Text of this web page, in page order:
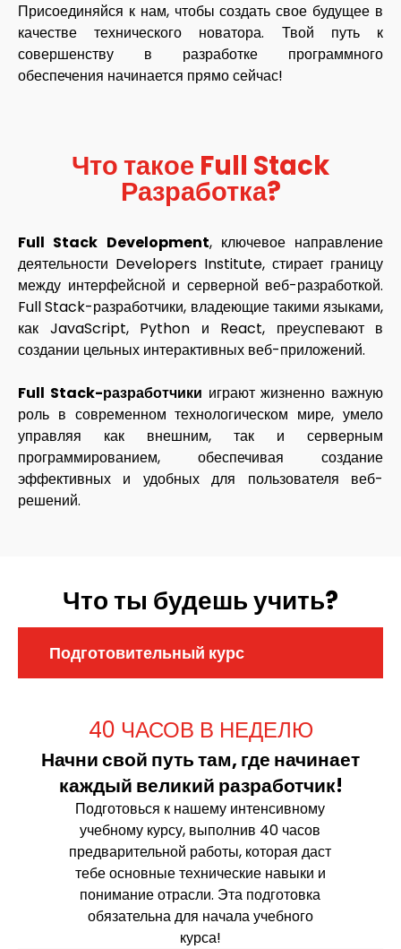
Присоединяйся к нам, чтобы создать свое будущее в
качестве технического новатора. Твой путь к
совершенству в разработке программного
обеспечения начинается прямо сейчас!
Что такое Full Stack
Разработка?
Full Stack Development, ключевое направление
деятельности Developers Institute, стирает границу
между интерфейсной и серверной веб-разработкой.
Full Stack-разработчики, владеющие такими языками,
как JavaScript, Python и React, преуспевают в
создании цельных интерактивных веб-приложений.
Full Stack-разработчики играют жизненно важную
роль в современном технологическом мире, умело
управляя как внешним, так и серверным
программированием, обеспечивая создание
эффективных и удобных для пользователя веб-
решений.
Что ты будешь учить?
Подготовительный курс
40 ЧАСОВ В НЕДЕЛЮ
Начни свой путь там, где начинает
каждый великий разработчик!​
Подготовься к нашему интенсивному
учебному курсу, выполнив 40 часов
предварительной работы, которая даст
тебе основные технические навыки и
понимание отрасли. Эта подготовка
обязательна для начала учебного
курса!